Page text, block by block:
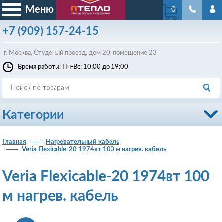
Меню
+7 (909) 157-24-15
г. Москва, Студёный проезд, дом 20, помещение 23
0
Время работы: Пн-Вс: 10:00 до 19:00
Категории
Главная
Нагревательный кабель
Veria Flexicable-20 1974вт 100 м нагрев. кабель
Veria Flexicable-20 1974вт 100
м нагрев. кабель